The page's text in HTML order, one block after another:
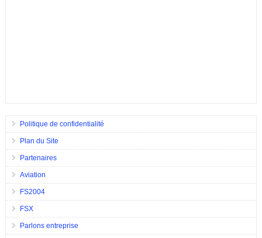
Politique de confidentialité
Plan du Site
Partenaires
Aviation
FS2004
FSX
Parlons entreprise